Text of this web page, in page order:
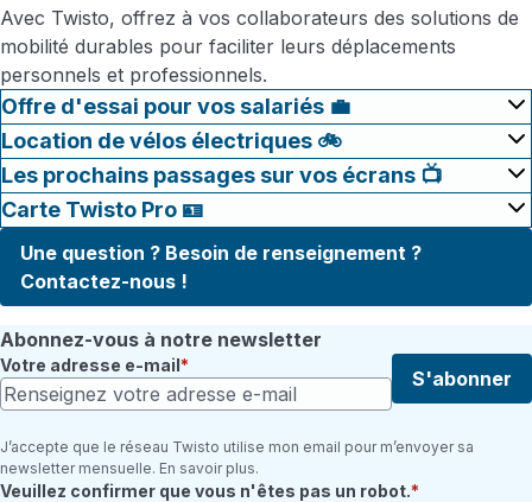
Avec Twisto, offrez à vos collaborateurs des solutions de
mobilité durables pour faciliter leurs déplacements
personnels et professionnels.
Offre d'essai pour vos salariés 💼
Location de vélos électriques 🚲
Les prochains passages sur vos écrans 📺
Carte Twisto Pro 🪪
Une question ? Besoin de renseignement ?
Contactez-nous !
Abonnez-vous à notre newsletter
Votre adresse e-mail
S'abonner
J’accepte que le réseau Twisto utilise mon email pour m’envoyer sa
newsletter mensuelle. En savoir plus.
Champ requis
Veuillez confirmer que vous n'êtes pas un robot.